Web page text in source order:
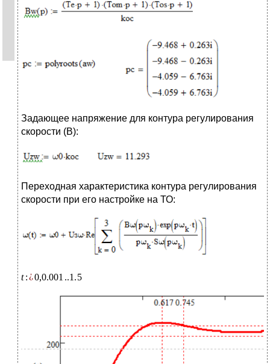
Задающее напряжение для контура регулирования
скорости (В):
Переходная характеристика контура регулирования
скорости при его настройке на ТО: